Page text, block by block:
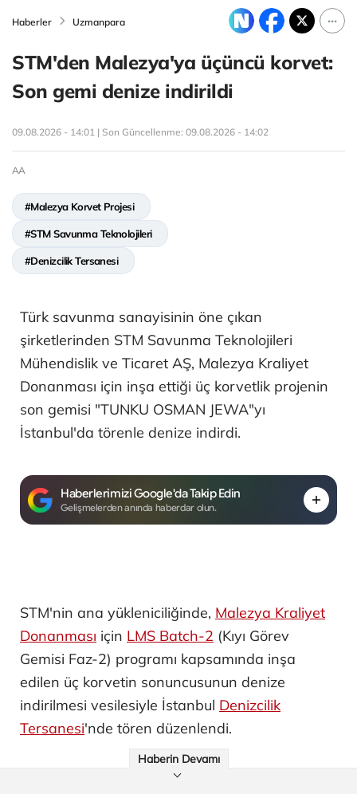
Haberler Uzmanpara
STM'den Malezya'ya üçüncü korvet:
Son gemi denize indirildi
09.08.2026 - 14:01 | Son Güncellenme: 09.08.2026 - 14:02
AA
#Malezya Korvet Projesi
#STM Savunma Teknolojileri
#Denizcilik Tersanesi
Türk savunma sanayisinin öne çıkan
şirketlerinden STM Savunma Teknolojileri
Mühendislik ve Ticaret AŞ, Malezya Kraliyet
Donanması için inşa ettiği üç korvetlik projenin
son gemisi "TUNKU OSMAN JEWA"yı
İstanbul'da törenle denize indirdi.
Haberlerimizi Google'da Takip Edin
Gelişmelerden anında haberdar olun.
STM'nin ana yükleniciliğinde, Malezya Kraliyet
Donanması için LMS Batch-2 (Kıyı Görev
Gemisi Faz-2) programı kapsamında inşa
edilen üç korvetin sonuncusunun denize
indirilmesi vesilesiyle İstanbul Denizcilik
Tersanesi'nde tören düzenlendi.
Haberin Devamı